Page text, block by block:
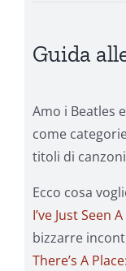
Guida
Amo i Beatles
come
titoli di
Ecco cosa
I’ve Just Seen
bizzarre
There’s A Place